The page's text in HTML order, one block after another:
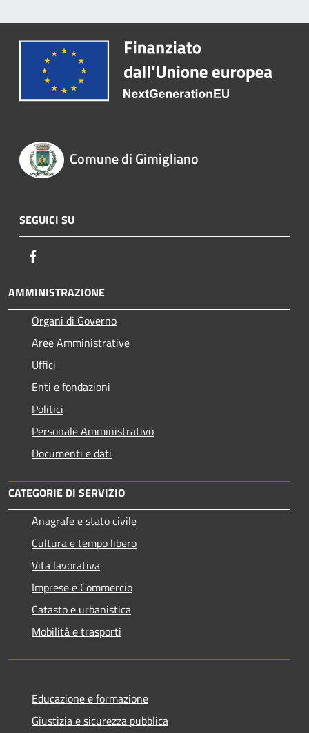
Comune di Gimigliano
SEGUICI SU
AMMINISTRAZIONE
Organi di Governo
Aree Amministrative
Uffici
Enti e fondazioni
Politici
Personale Amministrativo
Documenti e dati
CATEGORIE DI SERVIZIO
Anagrafe e stato civile
Cultura e tempo libero
Vita lavorativa
Imprese e Commercio
Catasto e urbanistica
Mobilità e trasporti
Educazione e formazione
Giustizia e sicurezza pubblica